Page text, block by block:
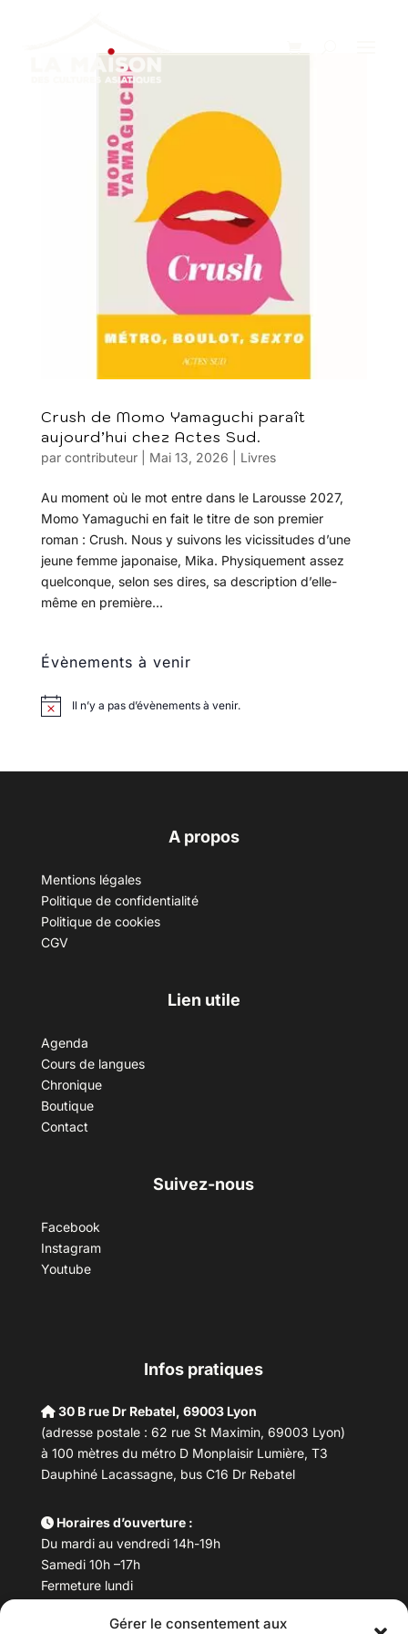
Gérer le consentement aux
Crush de Momo Yamaguchi paraît
aujourd’hui chez Actes Sud.
par contributeur| Mai 13, 2026 Livres
Au moment où le mot entre dans le Larousse 2027,
Momo Yamaguchi en fait le titre de son premier
roman : Crush. Nous y suivons les vicissitudes d’une
jeune femme japonaise, Mika. Physiquement assez
quelconque, selon ses dires, sa description d’elle-
même en première...
Évènements à venir
Il n’y a pas d’évènements à venir.
A propos
Mentions légales
Politique de confidentialité
Politique de cookies
CGV
Lien utile
Agenda
Cours de langues
Chronique
Boutique
Contact
Suivez-nous
Facebook
Instagram
Youtube
Infos pratiques
30 B rue Dr Rebatel, 69003 Lyon
(adresse postale : 62 rue St Maximin, 69003 Lyon)
à 100 mètres du métro D Monplaisir Lumière, T3
Dauphiné Lacassagne, bus C16 Dr Rebatel
Horaires d’ouverture :
Du mardi au vendredi 14h-19h
Samedi 10h –17h
Fermeture lundi